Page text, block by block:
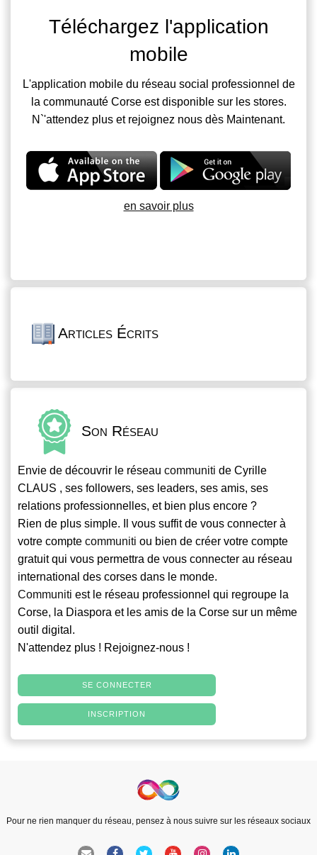
Téléchargez l'application
mobile
L'application mobile du réseau social professionnel de
la communauté Corse est disponible sur les stores.
N`'attendez plus et rejoignez nous dès Maintenant.
en savoir plus
Articles Écrits
Son Réseau
Envie de découvrir le réseau communiti de Cyrille
CLAUS , ses followers, ses leaders, ses amis, ses
relations professionnelles, et bien plus encore ?
Rien de plus simple. Il vous suffit de vous connecter à
votre compte communiti ou bien de créer votre compte
gratuit qui vous permettra de vous connecter au réseau
international des corses dans le monde.
Communiti est le réseau professionnel qui regroupe la
Corse, la Diaspora et les amis de la Corse sur un même
outil digital.
N'attendez plus ! Rejoignez-nous !
SE CONNECTER
INSCRIPTION
Pour ne rien manquer du réseau, pensez à nous suivre sur les réseaux sociaux